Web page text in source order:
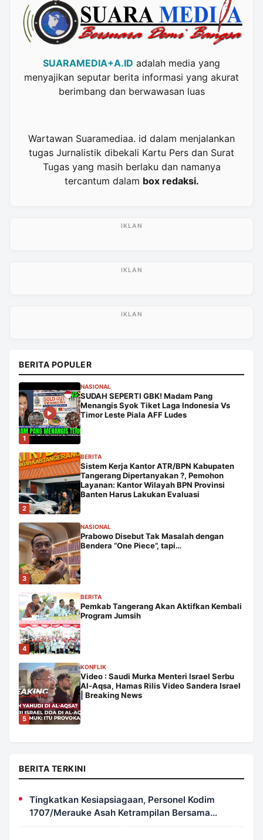
SUARAMEDIA+A.ID adalah media yang
menyajikan seputar berita informasi yang akurat
berimbang dan berwawasan luas
Wartawan Suaramediaa. id dalam menjalankan
tugas Jurnalistik dibekali Kartu Pers dan Surat
Tugas yang masih berlaku dan namanya
tercantum dalam box redaksi.
BERITA POPULER
1
NASIONAL
SUDAH SEPERTI GBK! Madam Pang
Menangis Syok Tiket Laga Indonesia Vs
Timor Leste Piala AFF Ludes
2
BERITA
Sistem Kerja Kantor ATR/BPN Kabupaten
Tangerang Dipertanyakan ?, Pemohon
Layanan: Kantor Wilayah BPN Provinsi
Banten Harus Lakukan Evaluasi
3
NASIONAL
Prabowo Disebut Tak Masalah dengan
Bendera “One Piece”, tapi…
4
BERITA
Pemkab Tangerang Akan Aktifkan Kembali
Program Jumsih
5
KONFLIK
Video : Saudi Murka Menteri Israel Serbu
Al-Aqsa, Hamas Rilis Video Sandera Israel
| Breaking News
BERITA TERKINI
Tingkatkan Kesiapsiagaan, Personel Kodim
1707/Merauke Asah Ketrampilan Bersama
Petugas Damkar